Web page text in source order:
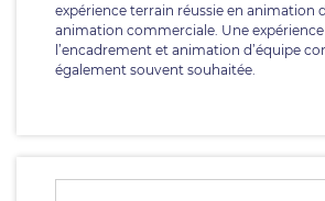
expérience terrain réussie en animation
animation commerciale. Une
l’encadrement et animation d’équipe
également souvent souhaitée.